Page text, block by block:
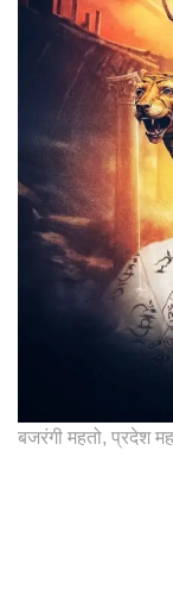
बजरंगी महतो, प्रदेश